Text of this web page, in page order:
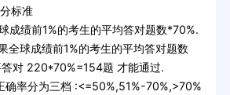
标准
绩前1%的考生的平均答对题数*70%.
全球成绩前1%的考生的平均答对题数
对 220*70%=154题 才能通过.
率分为三档 :<=50%,51%-70%,>70%